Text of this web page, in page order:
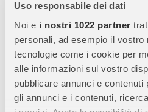
Uso responsabile dei dati
Noi e i nostri 1022 partner
personali, ad esempio il vostro
tecnologie come i cookie per
alle informazioni sul vostro
pubblicare annunci e
gli annunci e i contenuti,
Janod - Magneti’Stories I
Salvataggio e Avventura
Libro Magnetico da Aprire Il libro
Magneti’Stories I Pompieri offre
creare storie di salvataggio
forma di pompieri, veicoli di
possono posizionare i magneti